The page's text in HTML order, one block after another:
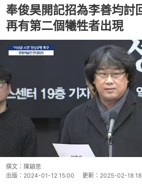
奉俊昊開記招為李善均討
再有第二個犧牲者出現
撰文： 陳穎思
出版： 2024-01-12 15:00 更新： 2025-02-18